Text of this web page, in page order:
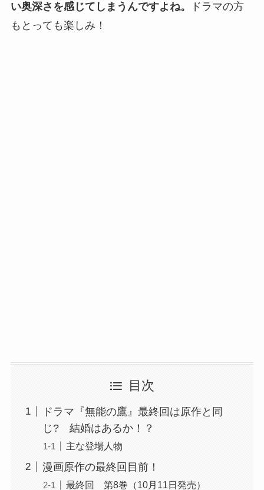
い奥深さを感じてしまうんですよね。
ドラマの方
もとっても楽しみ！
目次
ドラマ『無能の鷹』最終回は原作と同
じ? 結婚はあるか！？
主な登場人物
漫画原作の最終回目前！
最終回 第8巻（10月11日発売）